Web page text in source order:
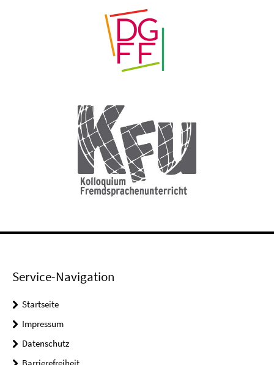
Service-Navigation
Startseite
Impressum
Datenschutz